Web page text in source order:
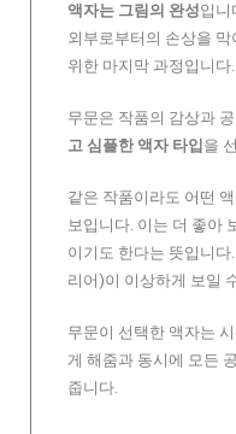
액자는 그림의 완성입니
외부로부터의 손상을
위한 마지막 과정입니다.
무문은 작품의 감상과
고 심플한 액자 타입 을
같은 작품이라도 어떤
보입니다. 이는 더 좋아
이기도 한다는 뜻입니
리어)이 이상하게 보일
무문이 선택한 액자는
게 해줌과 동시에 모든
줍니다.